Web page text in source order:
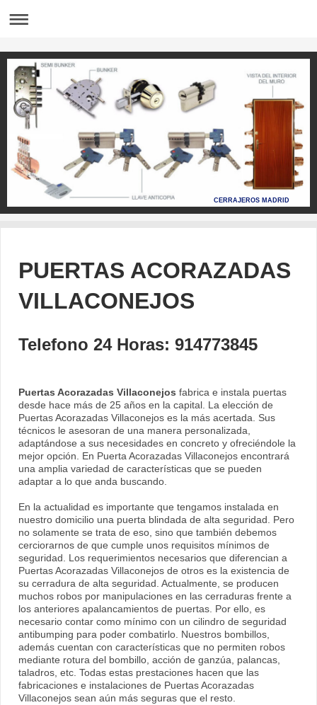
CERRAJEROS MADRID
PUERTAS ACORAZADAS
VILLACONEJOS
Telefono 24 Horas: 914773845
Puertas Acorazadas Villaconejos fabrica e instala puertas
desde hace más de 25 años en la capital. La elección de
Puertas Acorazadas Villaconejos es la más acertada. Sus
técnicos le asesoran de una manera personalizada,
adaptándose a sus necesidades en concreto y ofreciéndole la
mejor opción. En Puerta Acorazadas Villaconejos encontrará
una amplia variedad de características que se pueden
adaptar a lo que anda buscando.
En la actualidad es importante que tengamos instalada en
nuestro domicilio una puerta blindada de alta seguridad. Pero
no solamente se trata de eso, sino que también debemos
cerciorarnos de que cumple unos requisitos mínimos de
seguridad. Los requerimientos necesarios que diferencian a
Puertas Acorazadas Villaconejos de otros es la existencia de
su cerradura de alta seguridad. Actualmente, se producen
muchos robos por manipulaciones en las cerraduras frente a
los anteriores apalancamientos de puertas. Por ello, es
necesario contar como mínimo con un cilindro de seguridad
antibumping para poder combatirlo. Nuestros bombillos,
además cuentan con características que no permiten robos
mediante rotura del bombillo, acción de ganzúa, palancas,
taladros, etc. Todas estas prestaciones hacen que las
fabricaciones e instalaciones de Puertas Acorazadas
Villaconejos sean aún más seguras que el resto.